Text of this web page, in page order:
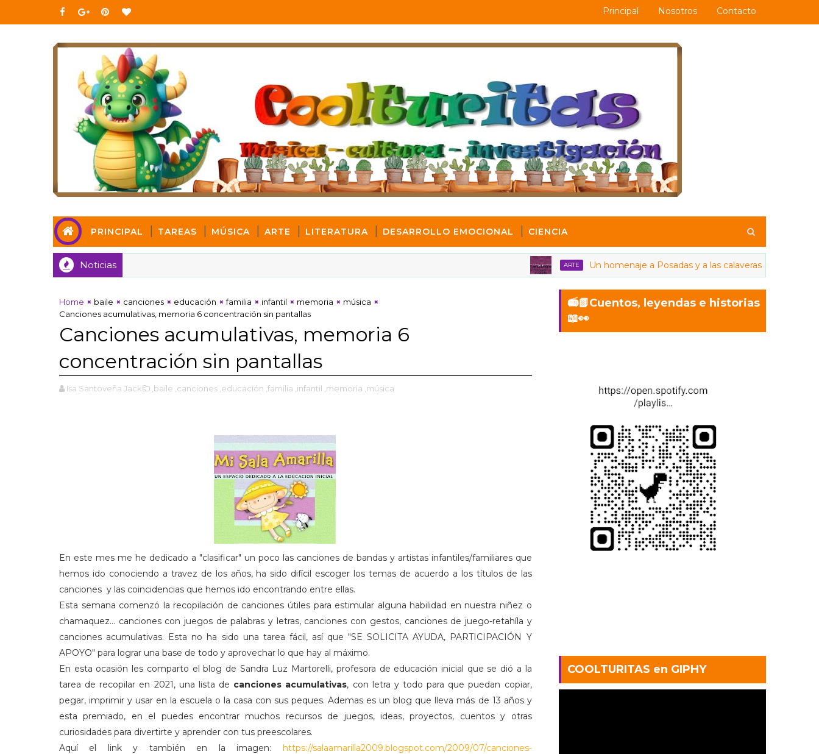
Principal Nosotros Contacto
PRINCIPAL TAREAS MÚSICA ARTE LITERATURA DESARROLLO EMOCIONAL CIENCIA
Noticias ARTE Un homenaje a Posadas y a las calaveras
Home baile canciones educación familia infantil memoria
música
Canciones acumulativas, memoria 6 concentración sin pantallas
Canciones acumulativas, memoria 6
concentración sin pantallas
Isa Santoveña Jacks ,baile ,canciones ,educación ,familia ,infantil ,memoria ,música
En este mes me he dedicado a "clasificar" un poco las canciones de bandas y artistas infantiles/familiares que
hemos ido conociendo a travez de los años, ha sido difícil escoger los temas de acuerdo a los títulos de las
canciones y las coincidencias que hemos ido encontrando entre ellas.
Esta semana comenzó la recopilación de canciones útiles para estimular alguna habilidad en nuestra niñez o
chamaquez... canciones con juegos de palabras y letras, canciones con gestos, canciones de juego-retahíla y
canciones acumulativas. Esta no ha sido una tarea fácil, así que "SE SOLICITA AYUDA, PARTICIPACIÓN Y
APOYO" para lograr una base de todo y aprovechar lo que hay al máximo.
En esta ocasión les comparto el blog de Sandra Luz Martorelli, profesora de educación inicial que se dió a la
tarea de recopilar en 2021, una lista de canciones acumulativas, con letra y todo para que puedan copiar,
pegar, imprimir y usar en la escuela o la casa con sus peques. Ademas es un blog que lleva más de 13 años y
esta premiado, en el puedes encontrar muchos recursos de juegos, ideas, proyectos, cuentos y otras
curiosidades para divertirte y aprender con tus preescolares.
Aquí el link y también en la imagen: https://salaamarilla2009.blogspot.com/2009/07/canciones-
📻📗Cuentos, leyendas e historias
📖👀
COOLTURITAS en GIPHY